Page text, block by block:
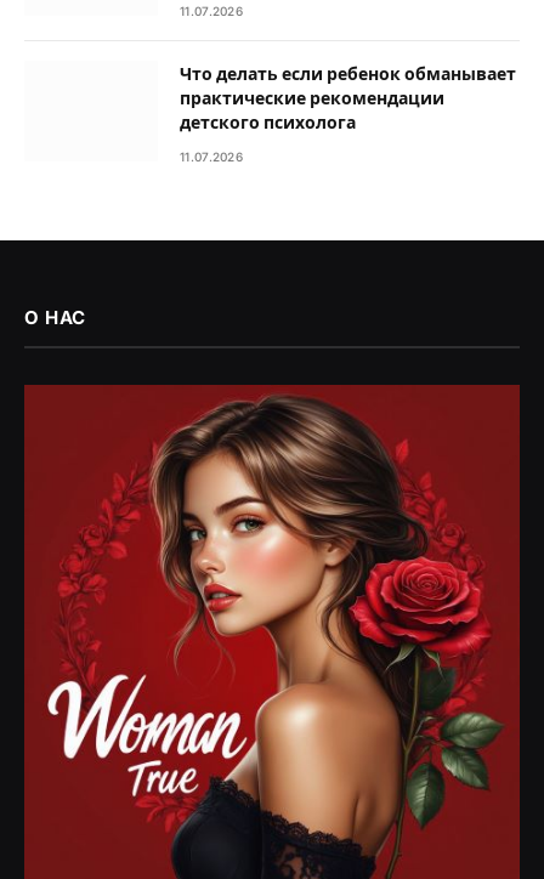
11.07.2026
Что делать если ребенок обманывает
практические рекомендации
детского психолога
11.07.2026
О НАС